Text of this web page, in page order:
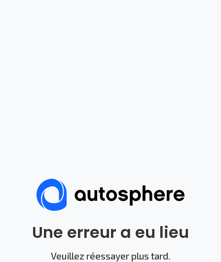
Une erreur a eu lieu
Veuillez réessayer plus tard.